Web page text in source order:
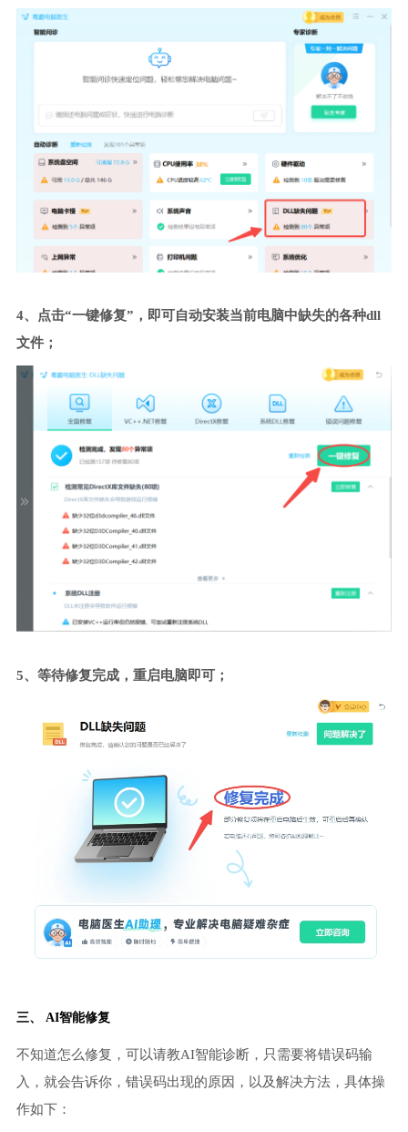
4、点击“一键修复”，即可自动安装当前电脑中缺失的各种dll
文件；
5、等待修复完成，重启电脑即可；
三、 AI智能修复
不知道怎么修复，可以请教AI智能诊断，只需要将错误码输
入，就会告诉你，错误码出现的原因，以及解决方法，具体操
作如下：